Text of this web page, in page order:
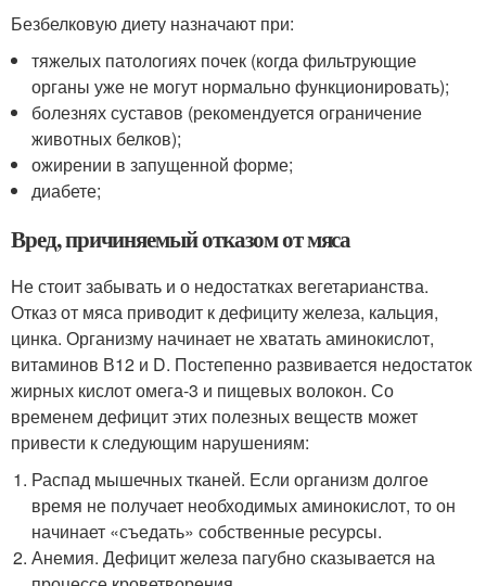
Безбелковую диету назначают при:
тяжелых патологиях почек (когда фильтрующие
органы уже не могут нормально функционировать);
болезнях суставов (рекомендуется ограничение
животных белков);
ожирении в запущенной форме;
диабете;
Вред, причиняемый отказом от мяса
Не стоит забывать и о недостатках вегетарианства.
Отказ от мяса приводит к дефициту железа, кальция,
цинка. Организму начинает не хватать аминокислот,
витаминов В12 и D. Постепенно развивается недостаток
жирных кислот омега-3 и пищевых волокон. Со
временем дефицит этих полезных веществ может
привести к следующим нарушениям:
Распад мышечных тканей. Если организм долгое
время не получает необходимых аминокислот, то он
начинает «съедать» собственные ресурсы.
Анемия. Дефицит железа пагубно сказывается на